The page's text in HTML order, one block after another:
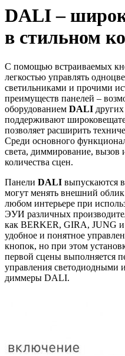
DALI –
в стильном
С помощью встраиваемых
легкостью управлять
светильниками и прочими
преимуществ панелей –
оборудованием DALI
поддерживают
позволяет расширить
Среди основного
света, диммирование, вызов
количества сцен.
Панели DALI выпускаются
могут менять внешний
любом интерьере при
ЭУИ различных
как BERKER, GIRA, JUNG
удобное и понятное
кнопок, но при этом
первой сцены выполняется
управления светодиодными
диммеры DALI.